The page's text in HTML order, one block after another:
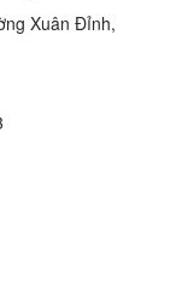
Xuân Đỉnh,